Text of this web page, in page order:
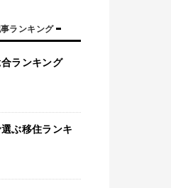
ランキング
ランキング
ぶ移住ランキ